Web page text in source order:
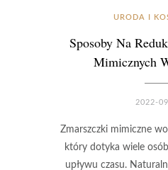
URODA I
Sposoby Na
Mimicznych
2022-
Zmarszczki mimiczne
który dotyka wiele
upływu czasu.